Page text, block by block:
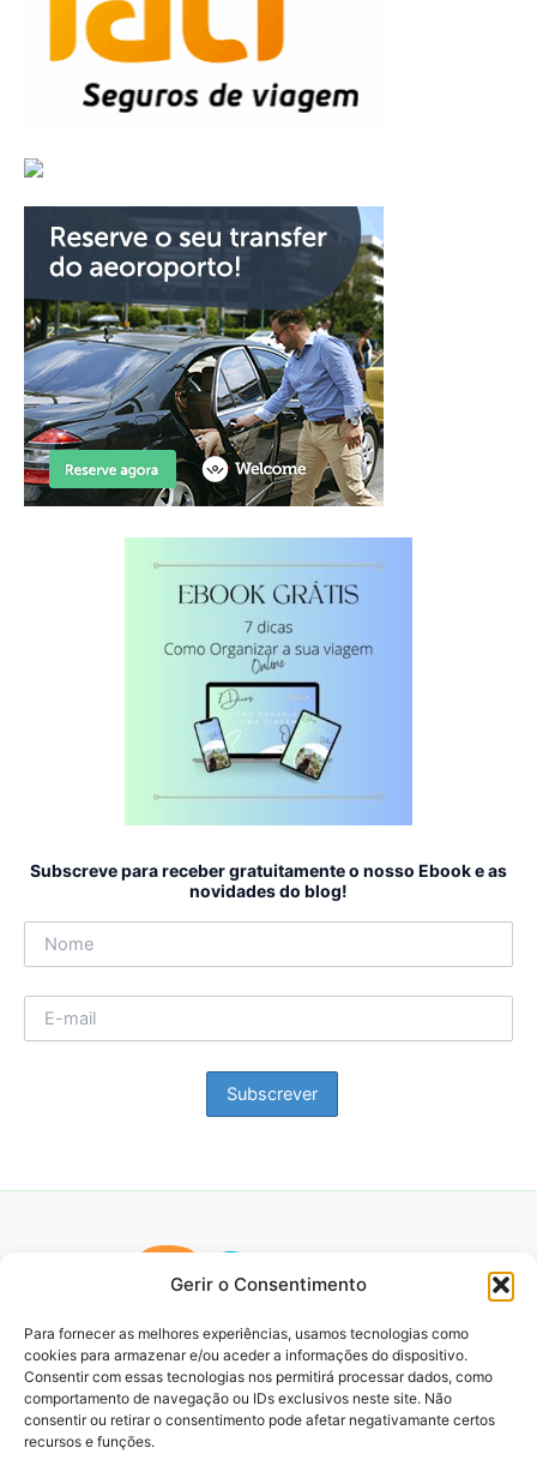
Gerir o Consentimento
Para fornecer as melhores experiências, usamos tecnologias como
cookies para armazenar e/ou aceder a informações do dispositivo.
Consentir com essas tecnologias nos permitirá processar dados, como
comportamento de navegação ou IDs exclusivos neste site. Não
consentir ou retirar o consentimento pode afetar negativamante certos
recursos e funções.
Subscreve para receber gratuitamente o nosso Ebook e as
novidades do blog!